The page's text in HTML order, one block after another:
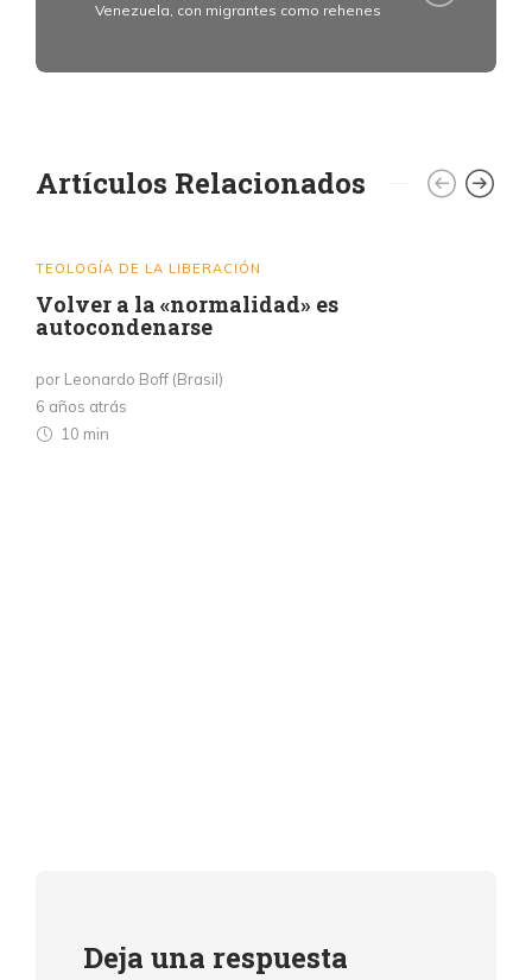
Venezuela, con migrantes como rehenes
Artículos Relacionados
TEOLOGÍA DE LA LIBERACIÓN
Volver a la «normalidad» es
autocondenarse
por Leonardo Boff (Brasil)
6 años atrás
10 min
Deja una respuesta